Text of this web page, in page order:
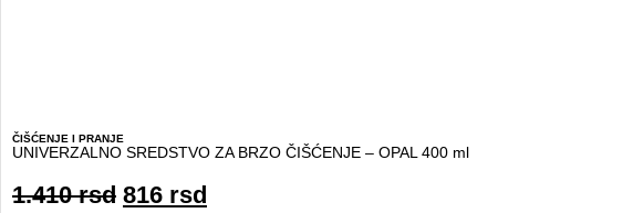
ČIŠĆENJE I PRANJE
UNIVERZALNO SREDSTVO ZA BRZO ČIŠĆENJE – OPAL 400 ml
1.410rsd 816 rsd